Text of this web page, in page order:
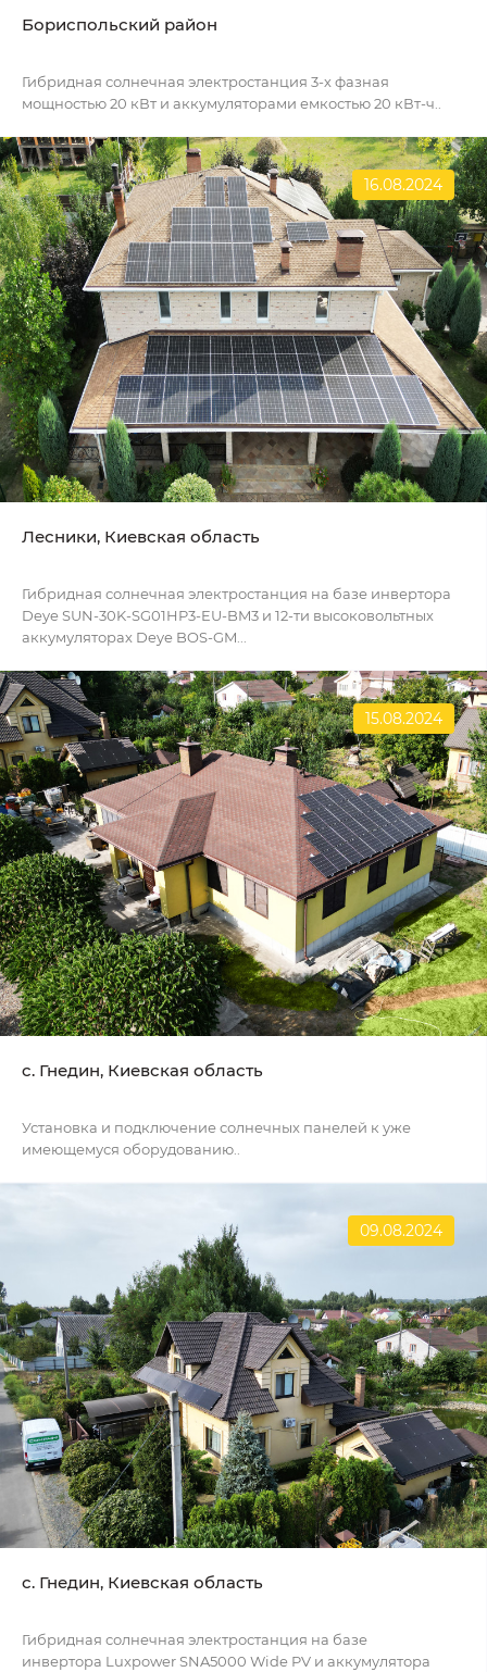
Бориспольский район
Гибридная солнечная электростанция 3-х фазная
мощностью 20 кВт и аккумуляторами емкостью 20 кВт-ч..
16.08.2024
Лесники, Киевская область
Гибридная солнечная электростанция на базе инвертора
Deye SUN-30K-SG01HP3-EU-BM3 и 12-ти высоковольтных
аккумуляторах Deye BOS-GM...
15.08.2024
c. Гнедин, Киевская область
Установка и подключение солнечных панелей к уже
имеющемуся оборудованию..
09.08.2024
с. Гнедин, Киевская область
Гибридная солнечная электростанция на базе
инвертора Luxpower SNA5000 Wide PV и аккумулятора